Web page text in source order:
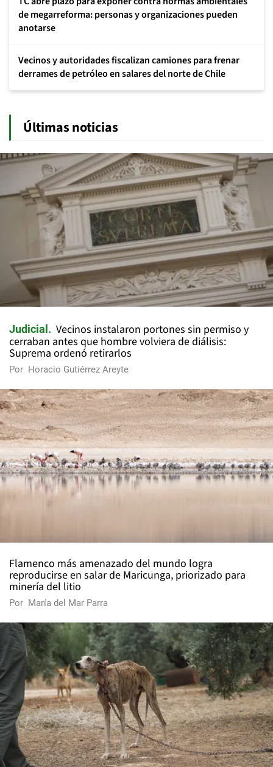
de megarreforma: personas y organizaciones pueden
anotarse
Vecinos y autoridades fiscalizan camiones para frenar
derrames de petróleo en salares del norte de Chile
Últimas noticias
Judicial
Vecinos instalaron portones sin permiso y
cerraban antes que hombre volviera de diálisis:
Suprema ordenó retirarlos
Por Horacio Gutiérrez Areyte
Flamenco más amenazado del mundo logra
reproducirse en salar de Maricunga, priorizado para
minería del litio
Por María del Mar Parra